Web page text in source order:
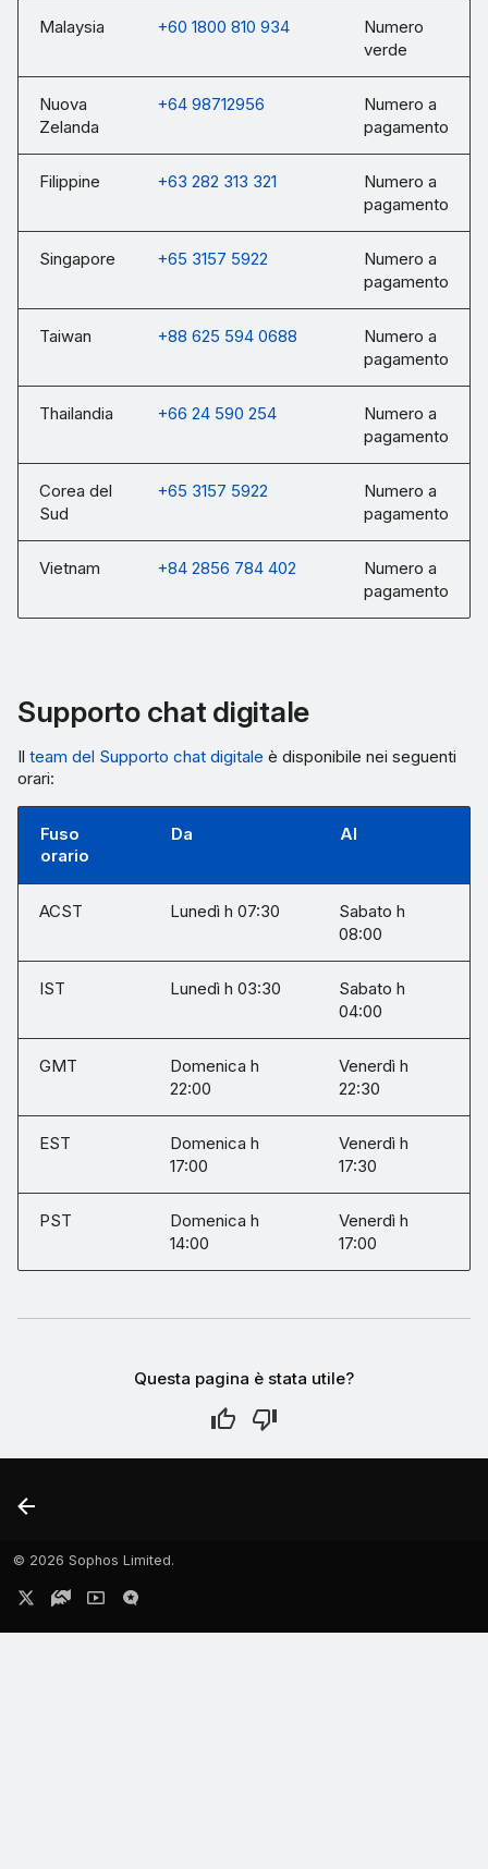
Malaysia +60 1800 810 934
Numero
verde
Nuova
Zelanda
+64 98712956
Numero a
pagamento
Filippine +63 282 313 321
Numero a
pagamento
Singapore +65 3157 5922
Numero a
pagamento
Taiwan +88 625 594 0688
Numero a
pagamento
Thailandia +66 24 590 254
Numero a
pagamento
Corea del
Sud
+65 3157 5922
Numero a
pagamento
Vietnam +84 2856 784 402
Numero a
pagamento
Supporto chat digitale
Il team del Supporto chat digitale è disponibile nei seguenti
orari:
Fuso
orario
Da Al
ACST Lunedì h 07:30
Sabato h
08:00
IST Lunedì h 03:30
Sabato h
04:00
GMT
Domenica h
22:00
Venerdì h
22:30
EST
Domenica h
17:00
Venerdì h
17:30
PST
Domenica h
14:00
Venerdì h
17:00
Questa pagina è stata utile?
© 2026 Sophos Limited.